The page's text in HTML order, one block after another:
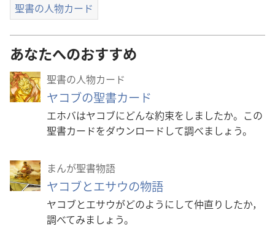
聖書の人物カード
あなたへのおすすめ
聖書の人物カード
ヤコブの聖書カード
エホバはヤコブにどんな約束をしましたか。この
聖書カードをダウンロードして調べましょう。
まんが聖書物語
ヤコブとエサウの物語
ヤコブとエサウがどのようにして仲直りしたか，
調べてみましょう。